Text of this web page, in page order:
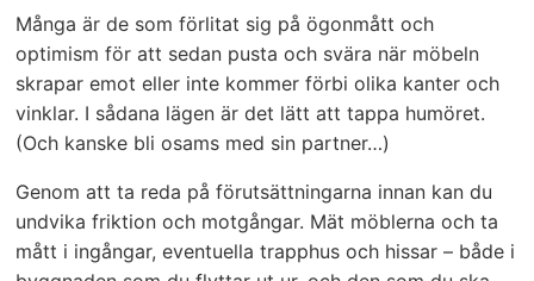
Många är de som förlitat sig på ögonmått och
optimism för att sedan pusta och svära när möbeln
skrapar emot eller inte kommer förbi olika kanter och
vinklar. I sådana lägen är det lätt att tappa humöret.
(Och kanske bli osams med sin partner…)
Genom att ta reda på förutsättningarna innan kan du
undvika friktion och motgångar. Mät möblerna och ta
mått i ingångar, eventuella trapphus och hissar – både i